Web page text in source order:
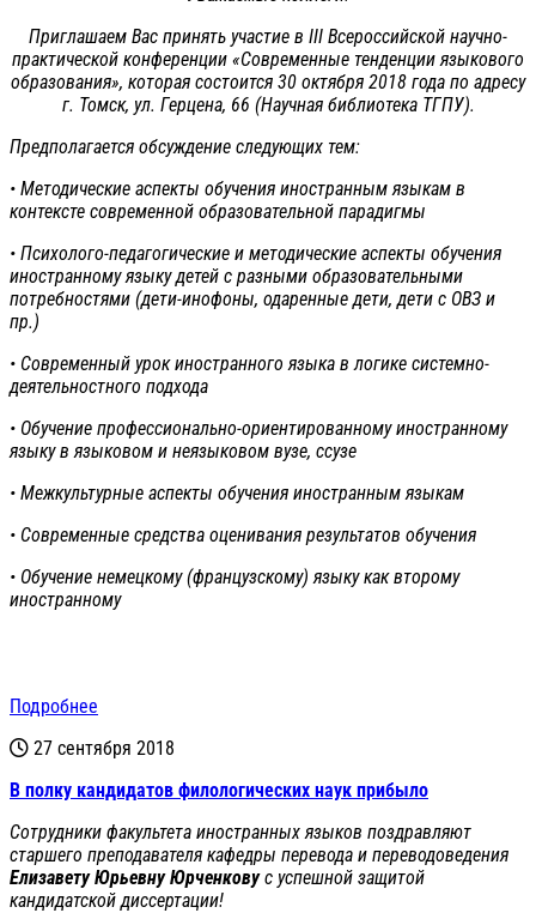
Приглашаем Вас принять участие в III Всероссийской научно-
практической конференции «Современные тенденции языкового
образования», которая состоится 30 октября 2018 года по адресу
г. Томск, ул. Герцена, 66 (Научная библиотека ТГПУ).
Предполагается обсуждение следующих тем:
• Методические аспекты обучения иностранным языкам в
контексте современной образовательной парадигмы
• Психолого-педагогические и методические аспекты обучения
иностранному языку детей с разными образовательными
потребностями (дети-инофоны, одаренные дети, дети с ОВЗ и
пр.)
• Современный урок иностранного языка в логике системно-
деятельностного подхода
• Обучение профессионально-ориентированному иностранному
языку в языковом и неязыковом вузе, сcузе
• Межкультурные аспекты обучения иностранным языкам
• Современные средства оценивания результатов обучения
• Обучение немецкому (французскому) языку как второму
иностранному
Подробнее
27 сентября 2018
В полку кандидатов филологических наук прибыло
Сотрудники факультета иностранных языков поздравляют
старшего преподавателя кафедры перевода и переводоведения
Елизавету Юрьевну Юрченковус успешной защитой
кандидатской диссертации!